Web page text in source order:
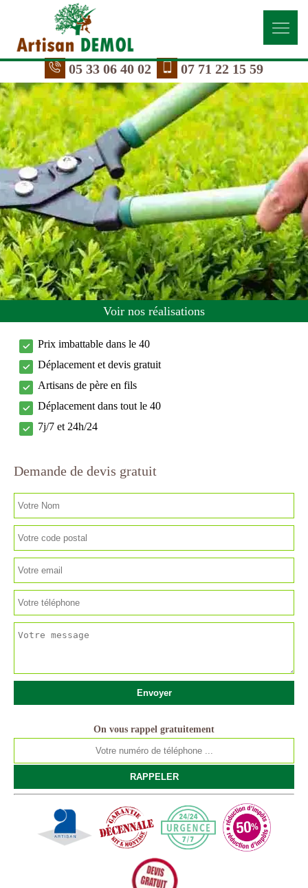
05 33 06 40 02 07 71 22 15 59
Voir nos réalisations
Prix imbattable dans le 40
Déplacement et devis gratuit
Artisans de père en fils
Déplacement dans tout le 40
7j/7 et 24h/24
Demande de devis gratuit
On vous rappel gratuitement